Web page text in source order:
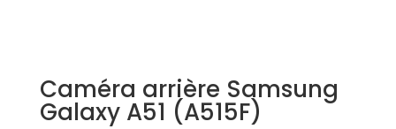
Caméra arrière Samsung
Galaxy A51 (A515F)